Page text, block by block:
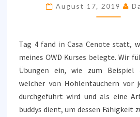
August 17, 2019
Tag 4 fand in Casa Cenote statt,
meines OWD Kurses belegte. Wir
Übungen ein, wie zum
welcher von Höhlentauchern vor
durchgeführt wird und als eine
buddys dient, um dessen Fähigkeit